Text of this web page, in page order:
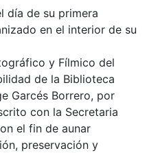
día de su primera
en el interior de su
y Fílmico del
de la Biblioteca
Garcés Borrero, por
con la Secretaria
el fin de aunar
preservación y